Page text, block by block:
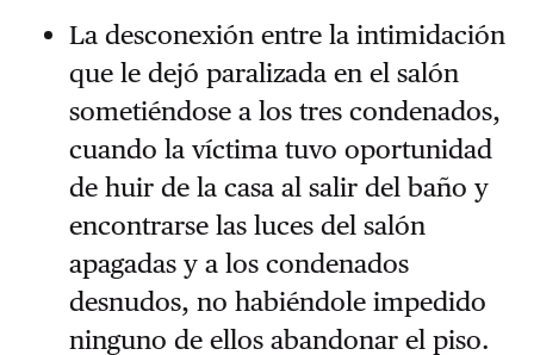
La desconexión entre la intimidación
que le dejó paralizada en el salón
sometiéndose a los tres condenados,
cuando la víctima tuvo oportunidad
de huir de la casa al salir del baño y
encontrarse las luces del salón
apagadas y a los condenados
desnudos, no habiéndole impedido
ninguno de ellos abandonar el piso.